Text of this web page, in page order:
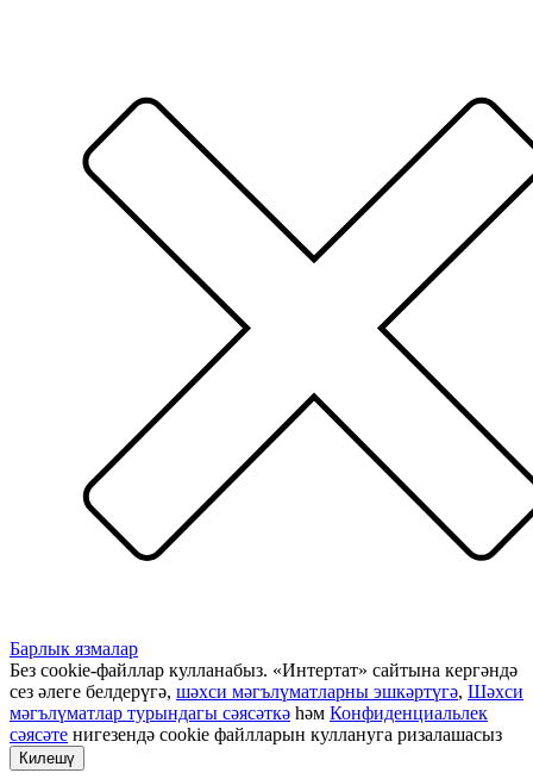
Барлык язмалар
Без cookie-файллар кулланабыз. «Интертат» сайтына кергәндә
сез әлеге белдерүгә, шәхси мәгълүматларны эшкәртүгә, Шәхси
мәгълүматлар турындагы сәясәткә һәм Конфиденциальлек
сәясәте нигезендә cookie файлларын куллануга ризалашасыз
Килешү